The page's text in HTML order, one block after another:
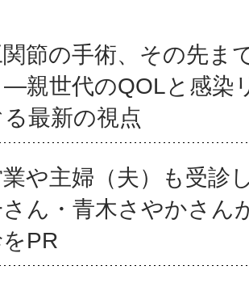
関節の手術、その先ま
―親世代のQOLと感染
最新の視点
業や主婦（夫）も受診
さん・青木さやかさん
PR